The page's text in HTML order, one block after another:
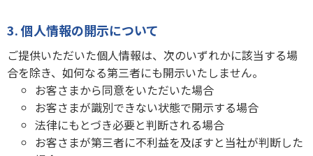
3. 個人情報の開示について
ご提供いただいた個人情報は、次のいずれかに該当する場
合を除き、如何なる第三者にも開示いたしません。
お客さまから同意をいただいた場合
お客さまが識別できない状態で開示する場合
法律にもとづき必要と判断される場合
お客さまが第三者に不利益を及ぼすと当社が判断した